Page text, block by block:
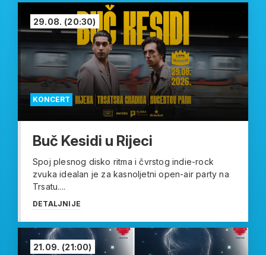
KONCERT
29.08. (20:30)
Buč Kesidi u Rijeci
Spoj plesnog disko ritma i čvrstog indie-rock
zvuka idealan je za kasnoljetni open-air party na
Trsatu....
DETALJNIJE
21.09. (21:00)